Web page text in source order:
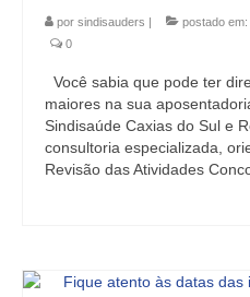
por sindisauders | postado em:
0
Você sabia que pode ter
maiores na sua
Sindisaúde Caxias do Sul e
consultoria especializada,
Revisão das Atividades